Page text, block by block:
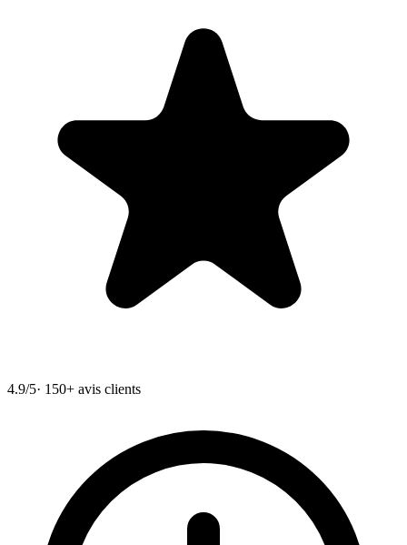
4.9/5· 150+ avis clients